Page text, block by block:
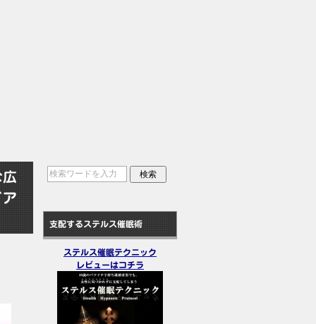
支配するステルス催眠術
ステルス催眠テクニック
レビューはコチラ